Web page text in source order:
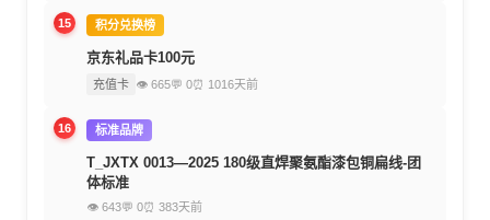
15 积分兑换榜
京东礼品卡100元
充值卡 👁 665💬 0⏰ 1016天前
16 标准品牌
T_JXTX 0013—2025 180级直焊聚氨酯漆包铜扁线-团
体标准
👁 643💬 0⏰ 383天前